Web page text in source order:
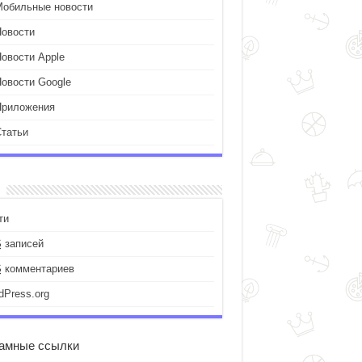
новости
Apple
Google
записей
комментариев
ссылки